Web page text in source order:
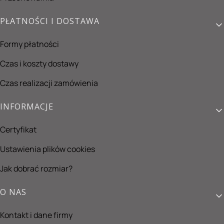
PŁATNOŚCI I DOSTAWA
Formy płatności
Czas i koszty dostawy
Czas realizacji zamówienia
INFORMACJE
Certyfikat
Ustawienia plików cookies
Jak dobrać rozmiar?
O NAS
Kontakt i dane firmy